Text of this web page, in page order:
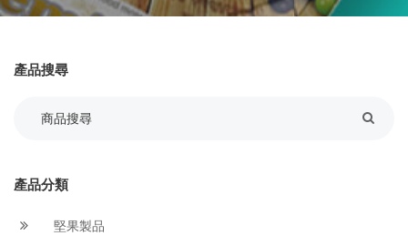
產品搜尋
產品分類
堅果製品